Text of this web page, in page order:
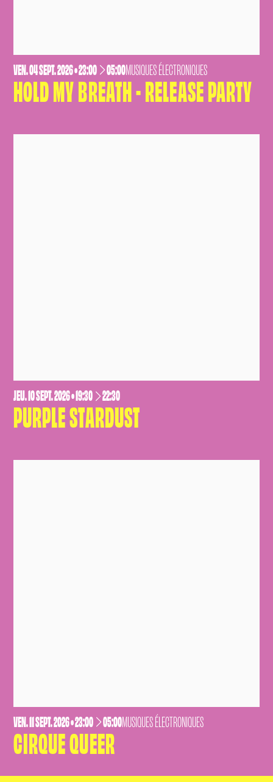
VENDREDI
VEN.04SEPTEMBRE
SEPT.2026• 23:00 05:00MUSIQUES ÉLECTRONIQUES
HOLD MY BREATH - RELEASE PARTY
JEUDI
JEU.10SEPTEMBRE
SEPT.2026• 19:30 22:30
PURPLE STARDUST
VENDREDI
VEN.11SEPTEMBRE
SEPT.2026• 23:00 05:00MUSIQUES ÉLECTRONIQUES
CIRQUE QUEER